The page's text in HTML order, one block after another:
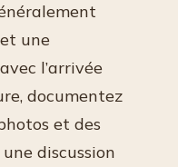
une
l’arrivée
documentez
et des
discussion